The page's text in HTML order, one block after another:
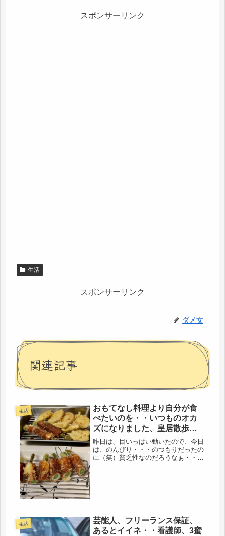
スポンサーリンク
生活
スポンサーリンク
ダメ女
関連記事
生活
おもてなし料理より自分が食
べたいのを・・いつものオカ
ズになりました、皇居散歩い
いと思う。
昨日は、目いっぱい動いたので、今日
は、のんびり・・・のつもりだったの
に（笑）貧乏性なのだろうなぁ・・・
生活
芸能人、フリーランス保証、
あるとイイネ・・看護師、3蜜